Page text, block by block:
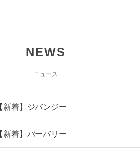
NEWS
ニュース
【新着】ジバンジー
【新着】バーバリー